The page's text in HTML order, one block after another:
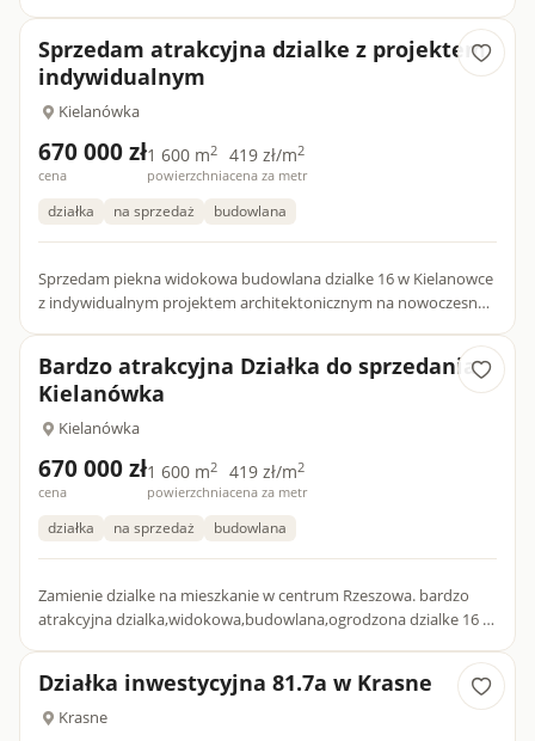
Sprzedam atrakcyjna dzialke z projektem
indywidualnym
Kielanówka
670 000 zł
cena
1 600 m2
powierzchnia
419 zł/m2
cena za metr
działka na sprzedaż budowlana
Sprzedam piekna widokowa budowlana dzialke 16 w Kielanowce
z indywidualnym projektem architektonicznym na nowoczesny
Bardzo atrakcyjna Działka do sprzedania
Kielanówka
Kielanówka
670 000 zł
cena
1 600 m2
powierzchnia
419 zł/m2
cena za metr
działka na sprzedaż budowlana
Zamienie dzialke na mieszkanie w centrum Rzeszowa. bardzo
atrakcyjna dzialka,widokowa,budowlana,ogrodzona dzialke 16 a
Działka inwestycyjna 81.7a w Krasne
Krasne